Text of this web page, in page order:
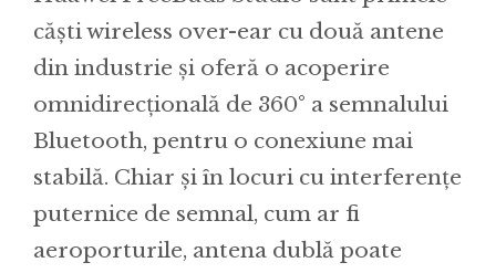
căști wireless over-ear cu două antene
din industrie și oferă o acoperire
omnidirecțională de 360° a semnalului
Bluetooth, pentru o conexiune mai
stabilă. Chiar și în locuri cu interferențe
puternice de semnal, cum ar fi
aeroporturile, antena dublă poate